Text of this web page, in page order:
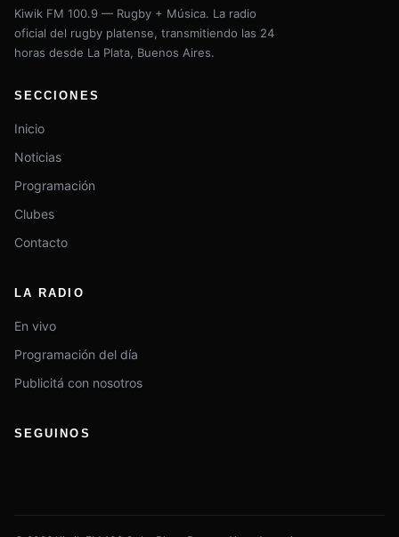
Kiwik FM 100.9 — Rugby + Música. La radio
oficial del rugby platense, transmitiendo las 24
horas desde La Plata, Buenos Aires.
SECCIONES
Inicio
Noticias
Programación
Clubes
Contacto
LA RADIO
En vivo
Programación del día
Publicitá con nosotros
SEGUINOS